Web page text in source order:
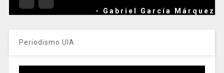
- Gabriel García Márquez
Periodismo UIA